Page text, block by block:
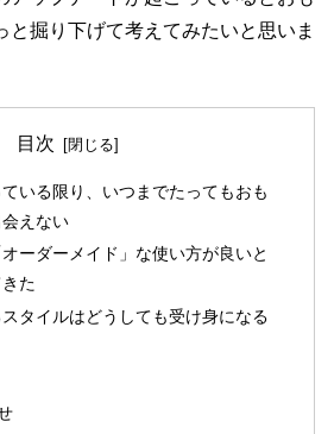
と掘り下げて考えてみたいと思いま
目次
いる限り、いつまでたってもおも
えない
ーダーメイド」な使い方が良いと
た
タイルはどうしても受け身になる